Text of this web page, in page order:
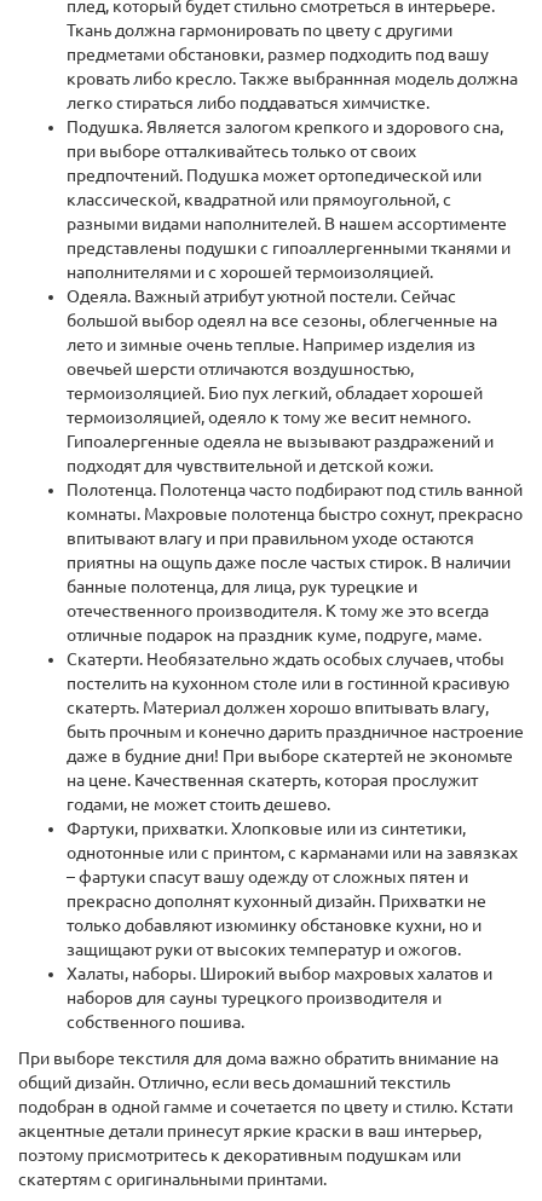
плед, который будет стильно смотреться в интерьере.
Ткань должна гармонировать по цвету с другими
предметами обстановки, размер подходить под вашу
кровать либо кресло. Также выбраннная модель должна
легко стираться либо поддаваться химчистке.
Подушка. Является залогом крепкого и здорового сна,
при выборе отталкивайтесь только от своих
предпочтений. Подушка может ортопедической или
классической, квадратной или прямоугольной, с
разными видами наполнителей. В нашем ассортименте
представлены подушки с гипоаллергенными тканями и
наполнителями и с хорошей термоизоляцией.
Одеяла. Важный атрибут уютной постели. Сейчас
большой выбор одеял на все сезоны, облегченные на
лето и зимные очень теплые. Например изделия из
овечьей шерсти отличаются воздушностью,
термоизоляцией. Био пух легкий, обладает хорошей
термоизоляцией, одеяло к тому же весит немного.
Гипоалергенные одеяла не вызывают раздражений и
подходят для чувствительной и детской кожи.
Полотенца. Полотенца часто подбирают под стиль ванной
комнаты. Махровые полотенца быстро сохнут, прекрасно
впитывают влагу и при правильном уходе остаются
приятны на ощупь даже после частых стирок. В наличии
банные полотенца, для лица, рук турецкие и
отечественного производителя. К тому же это всегда
отличные подарок на праздник куме, подруге, маме.
Скатерти. Необязательно ждать особых случаев, чтобы
постелить на кухонном столе или в гостинной красивую
скатерть. Материал должен хорошо впитывать влагу,
быть прочным и конечно дарить праздничное настроение
даже в будние дни! При выборе скатертей не экономьте
на цене. Качественная скатерть, которая прослужит
годами, не может стоить дешево.
Фартуки, прихватки. Хлопковые или из синтетики,
однотонные или с принтом, с карманами или на завязках
– фартуки спасут вашу одежду от сложных пятен и
прекрасно дополнят кухонный дизайн. Прихватки не
только добавляют изюминку обстановке кухни, но и
защищают руки от высоких температур и ожогов.
Халаты, наборы. Широкий выбор махровых халатов и
наборов для сауны турецкого производителя и
собственного пошива.
При выборе текстиля для дома важно обратить внимание на
общий дизайн. Отлично, если весь домашний текстиль
подобран в одной гамме и сочетается по цвету и стилю. Кстати
акцентные детали принесут яркие краски в ваш интерьер,
поэтому присмотритесь к декоративным подушкам или
скатертям с оригинальными принтами.